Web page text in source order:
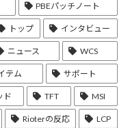
PBEパッチノート
トップ インタビュー
ニュース WCS
テム サポート
ド TFT MSI
Rioterの反応 LCP